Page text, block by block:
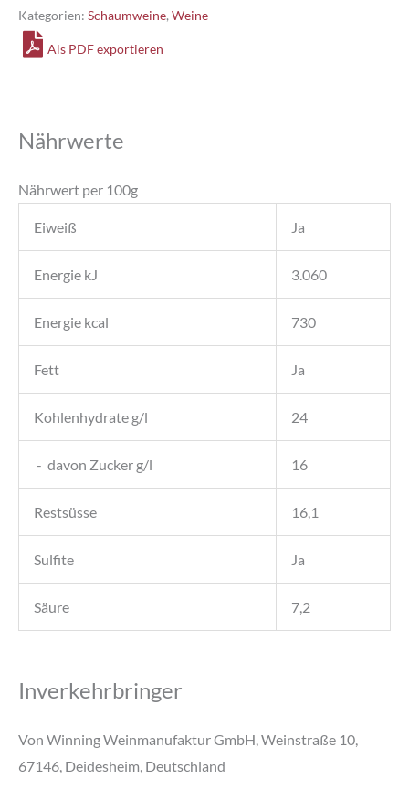
Weiß
Menge
Kategorien: Schaumweine,Weine
Als PDF exportieren
Nährwerte
Nährwert per 100g
Eiweiß Ja
Energie kJ 3.060
Energie kcal 730
Fett Ja
Kohlenhydrate g/l 24
- davon Zucker g/l 16
Restsüsse 16,1
Sulfite Ja
Säure 7,2
Inverkehrbringer
Von Winning Weinmanufaktur GmbH, Weinstraße 10,
67146, Deidesheim, Deutschland